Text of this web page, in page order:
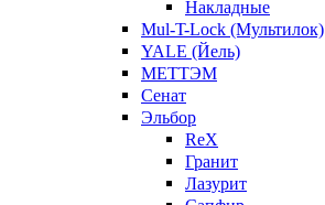
Накладные
Mul-T-Lock (Мультилок)
YALE (Йель)
МЕТТЭМ
Сенат
Эльбор
ReX
Гранит
Лазурит